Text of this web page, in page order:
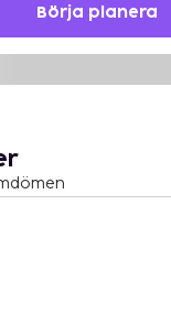
Börja planera